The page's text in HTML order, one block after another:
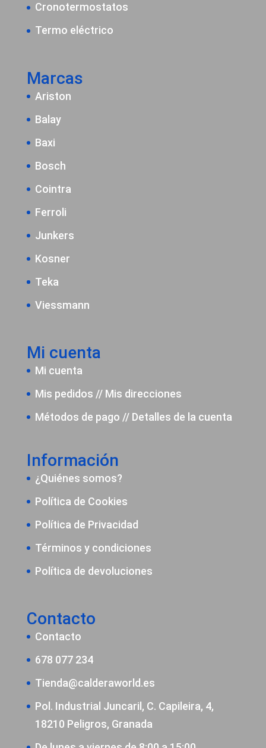
Cronotermostatos
Termo eléctrico
Marcas
Ariston
Balay
Baxi
Bosch
Cointra
Ferroli
Junkers
Kosner
Teka
Viessmann
Mi cuenta
Mi cuenta
Mis pedidos // Mis direcciones
Métodos de pago // Detalles de la cuenta
Información
¿Quiénes somos?
Política de Cookies
Política de Privacidad
Términos y condiciones
Política de devoluciones
Contacto
Contacto
678 077 234
Tienda@calderaworld.es
Pol. Industrial Juncaril, C. Capileira, 4,
18210 Peligros, Granada